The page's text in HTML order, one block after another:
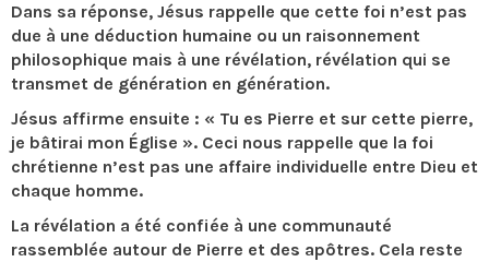
Dans sa réponse, Jésus rappelle que cette foi n’est pas
due à une déduction humaine ou un raisonnement
philosophique mais à une révélation, révélation qui se
transmet de génération en génération.
Jésus affirme ensuite : « Tu es Pierre et sur cette pierre,
je bâtirai mon Église ». Ceci nous rappelle que la foi
chrétienne n’est pas une affaire individuelle entre Dieu et
chaque homme.
La révélation a été confiée à une communauté
rassemblée autour de Pierre et des apôtres. Cela reste